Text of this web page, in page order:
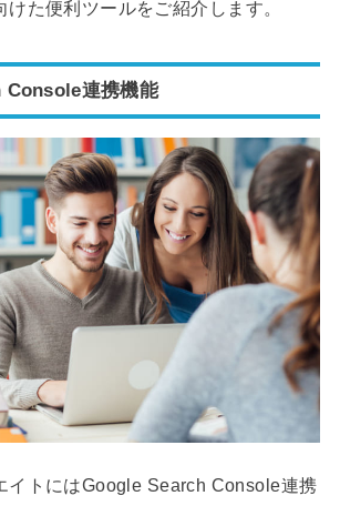
けた便利ツールをご紹介します。
連携機能
イトにはGoogle Search Console連携